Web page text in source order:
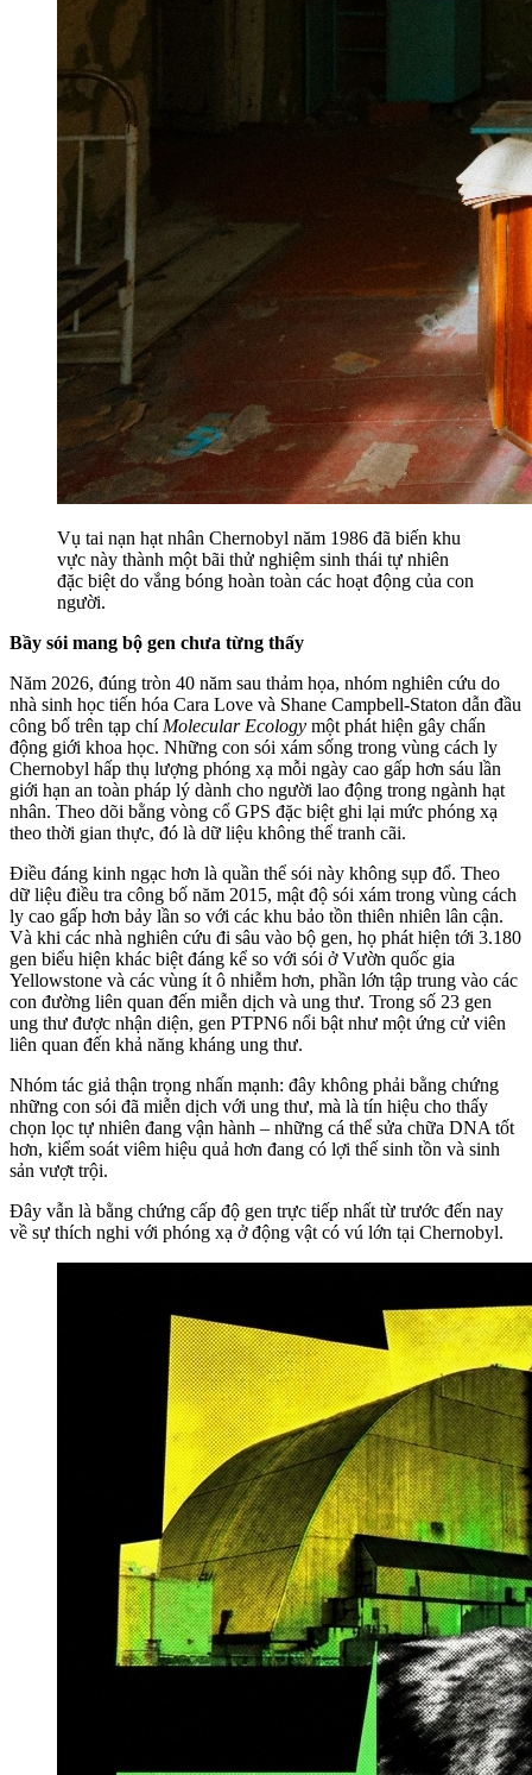
Vụ tai nạn hạt nhân Chernobyl năm 1986 đã biến khu
vực này thành một bãi thử nghiệm sinh thái tự nhiên
đặc biệt do vắng bóng hoàn toàn các hoạt động của con
người.
Bầy sói mang bộ gen chưa từng thấy
Năm 2026, đúng tròn 40 năm sau thảm họa, nhóm nghiên cứu do
nhà sinh học tiến hóa Cara Love và Shane Campbell-Staton dẫn đầu
công bố trên tạp chí Molecular Ecology một phát hiện gây chấn
động giới khoa học. Những con sói xám sống trong vùng cách ly
Chernobyl hấp thụ lượng phóng xạ mỗi ngày cao gấp hơn sáu lần
giới hạn an toàn pháp lý dành cho người lao động trong ngành hạt
nhân. Theo dõi bằng vòng cổ GPS đặc biệt ghi lại mức phóng xạ
theo thời gian thực, đó là dữ liệu không thể tranh cãi.
Điều đáng kinh ngạc hơn là quần thể sói này không sụp đổ. Theo
dữ liệu điều tra công bố năm 2015, mật độ sói xám trong vùng cách
ly cao gấp hơn bảy lần so với các khu bảo tồn thiên nhiên lân cận.
Và khi các nhà nghiên cứu đi sâu vào bộ gen, họ phát hiện tới 3.180
gen biểu hiện khác biệt đáng kể so với sói ở Vườn quốc gia
Yellowstone và các vùng ít ô nhiễm hơn, phần lớn tập trung vào các
con đường liên quan đến miễn dịch và ung thư. Trong số 23 gen
ung thư được nhận diện, gen PTPN6 nổi bật như một ứng cử viên
liên quan đến khả năng kháng ung thư.
Nhóm tác giả thận trọng nhấn mạnh: đây không phải bằng chứng
những con sói đã miễn dịch với ung thư, mà là tín hiệu cho thấy
chọn lọc tự nhiên đang vận hành – những cá thể sửa chữa DNA tốt
hơn, kiểm soát viêm hiệu quả hơn đang có lợi thế sinh tồn và sinh
sản vượt trội.
Đây vẫn là bằng chứng cấp độ gen trực tiếp nhất từ trước đến nay
về sự thích nghi với phóng xạ ở động vật có vú lớn tại Chernobyl.